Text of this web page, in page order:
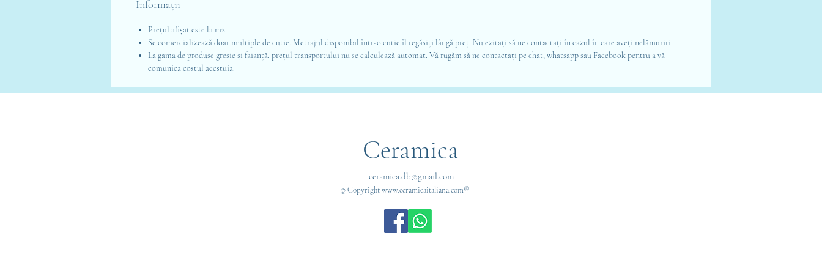
Informații
Prețul afișat este la m2.
Se comercializează doar multiple de cutie. Metrajul disponibil într-o cutie îl regăsiți lângă preț. Nu ezitați să ne contactați în cazul în care aveți nelămuriri.
La gama de produse gresie și faianță. prețul transportului nu se calculează automat. Vă rugăm să ne contactați pe chat, whatsapp sau Facebook pentru a vă
comunica costul acestuia.
Ceramica
ceramica.db@gmail.com
© Copyright www.ceramicaitaliana.com®